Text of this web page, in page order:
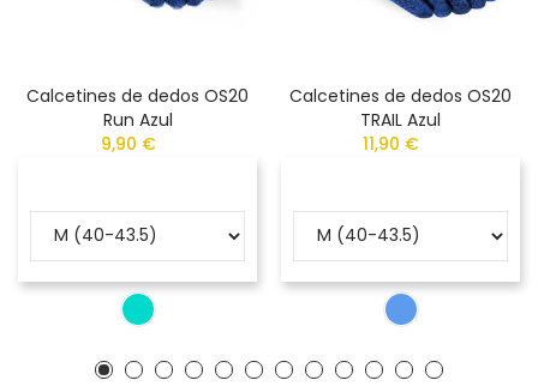
Calcetines de dedos OS20
Run Azul
9,90 €
Calcetines de dedos OS20
TRAIL Azul
11,90 €